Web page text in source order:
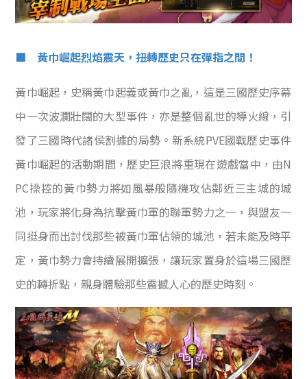
■ 黃巾崛起烈焰震天，扭轉歷史只在彈指之間！
黃巾崛起，史稱黃巾起義或黃巾之亂，這是三國歷史序幕
中一次波瀾壯闊的大型事件，亦是整個亂世的導火線，引
發了三國時代諸侯割據的局勢。新系統PVE國戰歷史事件
黃巾崛起的活動期間，歷史巨浪將重現在遊戲當中，由N
PC操控的黃巾勢力將如風暴般隨機攻佔鄰近三主城的城
池，玩家將化身為抗擊黃巾軍的聯軍勢力之一，與盟友一
同挺身而出討伐那些被黃巾軍佔領的城池，若未能及時平
定，黃巾勢力會持續展開擴張，讓玩家置身於這場三國歷
史的轉折點，親身體驗那些震撼人心的歷史時刻。